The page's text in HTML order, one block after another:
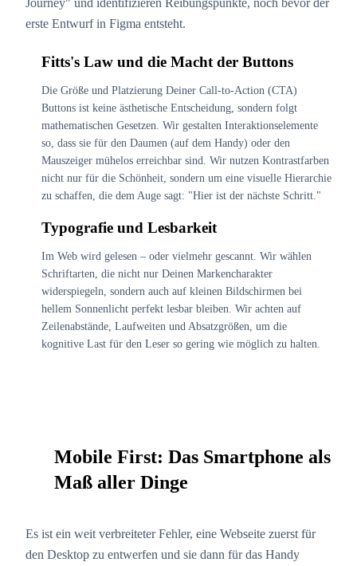
erste Entwurf in Figma entsteht.
Fitts's Law und die Macht der Buttons
Die Größe und Platzierung Deiner Call-to-Action (CTA)
Buttons ist keine ästhetische Entscheidung, sondern folgt
mathematischen Gesetzen. Wir gestalten Interaktionselemente
so, dass sie für den Daumen (auf dem Handy) oder den
Mauszeiger mühelos erreichbar sind. Wir nutzen Kontrastfarben
nicht nur für die Schönheit, sondern um eine visuelle Hierarchie
zu schaffen, die dem Auge sagt: "Hier ist der nächste Schritt."
Typografie und Lesbarkeit
Im Web wird gelesen – oder vielmehr gescannt. Wir wählen
Schriftarten, die nicht nur Deinen Markencharakter
widerspiegeln, sondern auch auf kleinen Bildschirmen bei
hellem Sonnenlicht perfekt lesbar bleiben. Wir achten auf
Zeilenabstände, Laufweiten und Absatzgrößen, um die
kognitive Last für den Leser so gering wie möglich zu halten.
Mobile First: Das Smartphone als
Maß aller Dinge
Es ist ein weit verbreiteter Fehler, eine Webseite zuerst für
den Desktop zu entwerfen und sie dann für das Handy